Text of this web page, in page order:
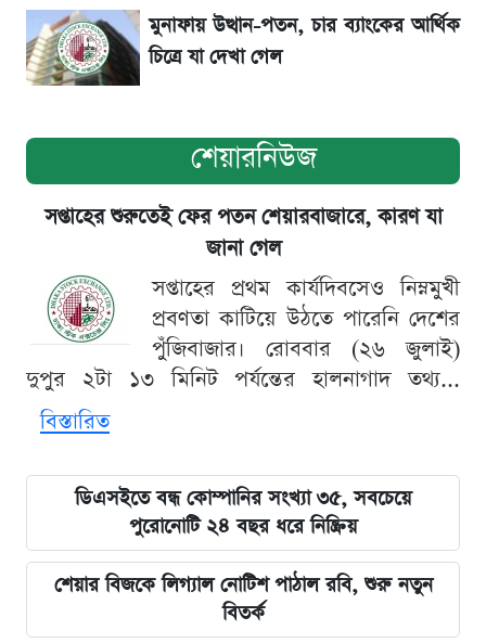
মুনাফায় উত্থান-পতন, চার ব্যাংকের আর্থিক
চিত্রে যা দেখা গেল
শেয়ারনিউজ
সপ্তাহের শুরুতেই ফের পতন শেয়ারবাজারে, কারণ যা
জানা গেল
সপ্তাহের প্রথম কার্যদিবসেও নিম্নমুখী
প্রবণতা কাটিয়ে উঠতে পারেনি দেশের
পুঁজিবাজার। রোববার (২৬ জুলাই)
দুপুর ২টা ১৩ মিনিট পর্যন্তের হালনাগাদ তথ্য...
বিস্তারিত
ডিএসইতে বন্ধ কোম্পানির সংখ্যা ৩৫, সবচেয়ে
পুরোনোটি ২৪ বছর ধরে নিষ্ক্রিয়
শেয়ার বিজকে লিগ্যাল নোটিশ পাঠাল রবি, শুরু নতুন
বিতর্ক